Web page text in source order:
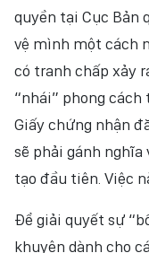
quyền tại Cục Bản
vệ mình một cách
có tranh chấp xảy
“nhái” phong cách
Giấy chứng nhận
sẽ phải gánh
tạo đầu tiên. Việc
Để giải quyết sự
khuyên dành cho